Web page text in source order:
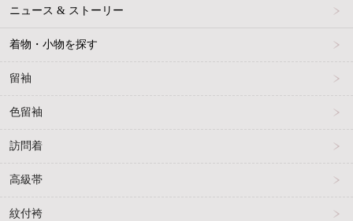
ニュース & ストーリー
着物・小物を探す
留袖
色留袖
訪問着
高級帯
紋付袴